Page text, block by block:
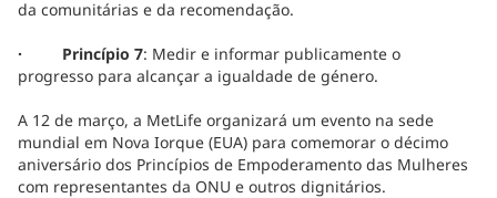
da comunitárias e da recomendação.
· Princípio 7: Medir e informar publicamente o
progresso para alcançar a igualdade de género.
A 12 de março, a MetLife organizará um evento na sede
mundial em Nova Iorque (EUA) para comemorar o décimo
aniversário dos Princípios de Empoderamento das Mulheres
com representantes da ONU e outros dignitários.